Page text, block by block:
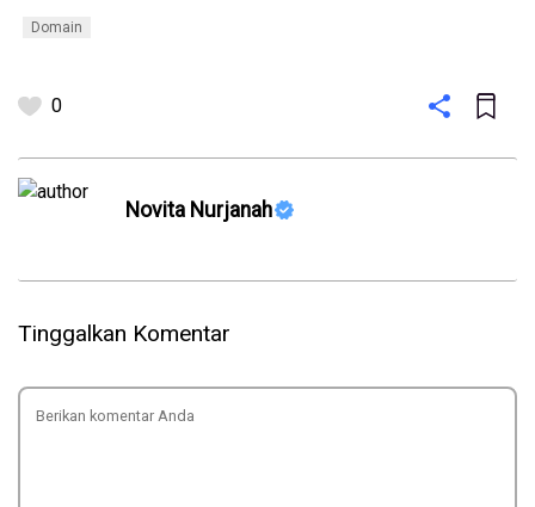
Domain
0
Novita Nurjanah
Tinggalkan Komentar